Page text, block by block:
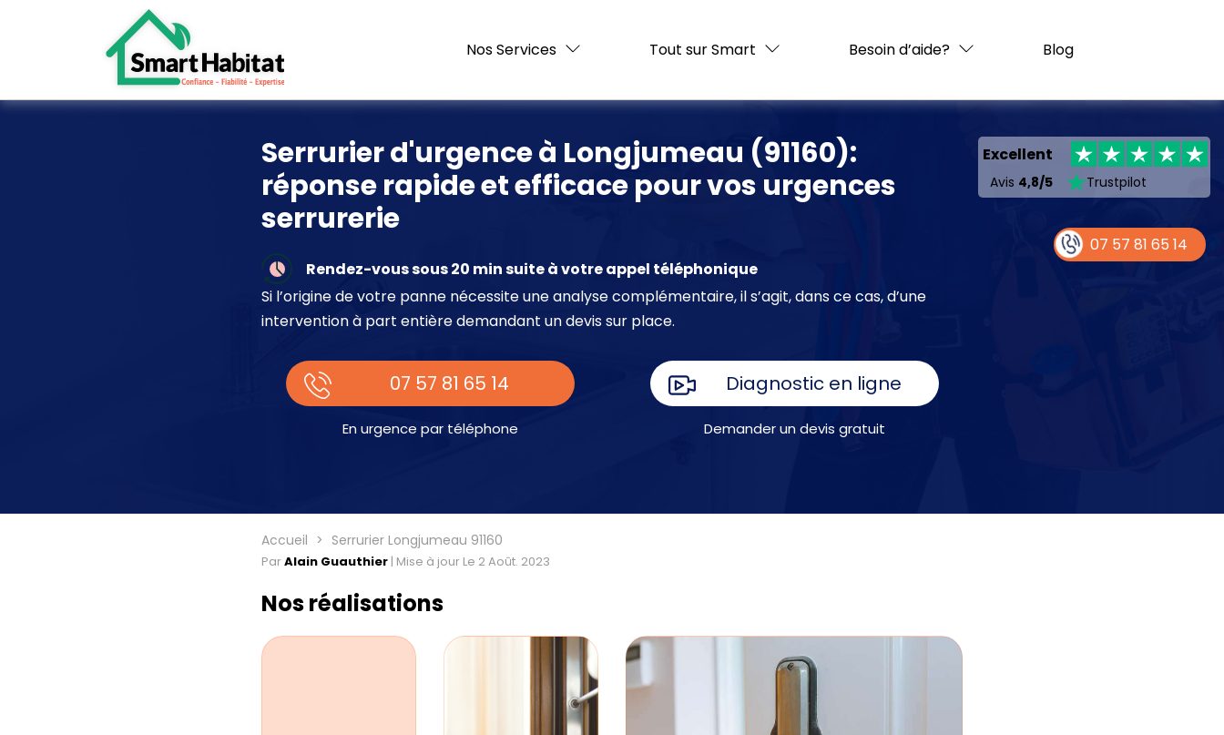
Nos Services Tout sur Smart Besoin d’aide? Blog
Serrurier d'urgence à Longjumeau (91160):
réponse rapide et efficace pour vos urgences
serrurerie
Rendez-vous sous 20 min suite à votre appel téléphonique
Si l’origine de votre panne nécessite une analyse complémentaire, il s’agit, dans ce cas, d’une
intervention à part entière demandant un devis sur place.
07 57 81 65 14
En urgence par téléphone
Diagnostic en ligne
Demander un devis gratuit
Accueil Serrurier Longjumeau 91160
ParAlain Guauthier | Mise à jour Le 2 Août. 2023
Nos réalisations
Excellent
Avis 4,8/5 Trustpilot
07 57 81 65 14